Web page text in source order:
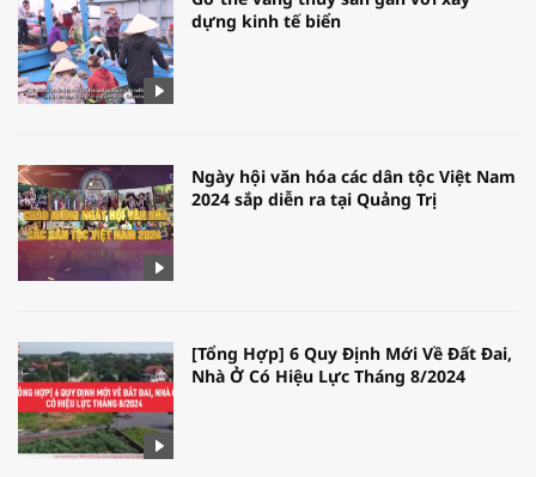
dựng kinh tế biển
Ngày hội văn hóa các dân tộc Việt Nam
2024 sắp diễn ra tại Quảng Trị
[Tổng Hợp] 6 Quy Định Mới Về Đất Đai,
Nhà Ở Có Hiệu Lực Tháng 8/2024